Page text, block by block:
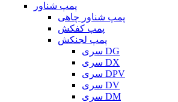
پمپ شناور
پمپ شناور چاهی
پمپ کفکش
پمپ لجنکش
سری DG
سری DX
سری DPV
سری DV
سری DM